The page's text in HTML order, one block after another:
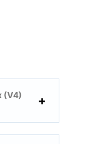
(V4)